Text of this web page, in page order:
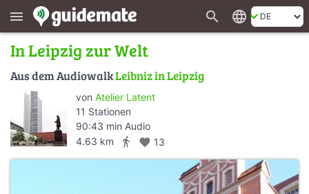
menu search language
In Leipzig zur Welt
Aus dem AudiowalkLeibniz in Leipzig
von Atelier Latent
11 Stationen
90:43 min Audio
4.63 km
directions_walk favorite 13